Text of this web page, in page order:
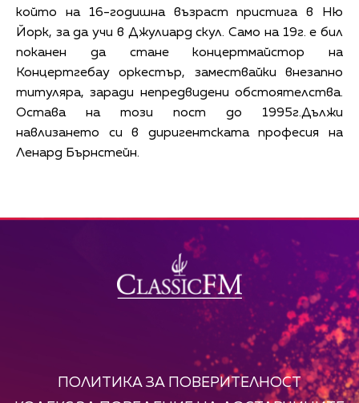
който на 16-годишна възраст пристига в Ню
Йорк, за да учи в Джулиард скул. Само на 19г. е бил
поканен да стане концертмайстор на
Концертгебау оркестър, замествайки внезапно
титуляра, заради непредвидени обстоятелства.
Остава на този пост до 1995г.Дължи
навлизането си в диригентската професия на
Ленард Бърнстейн.
ПОЛИТИКА ЗА ПОВЕРИТЕЛНОСТ